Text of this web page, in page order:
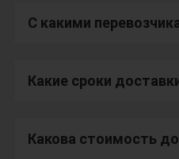
С какими
Какие сроки
Какова стоимость